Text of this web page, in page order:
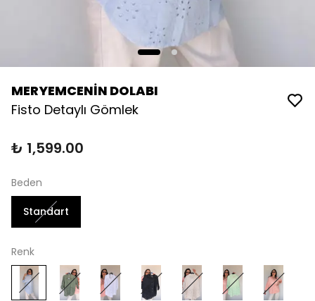
MERYEMCENİN DOLABI
Fisto Detaylı Gömlek
₺ 1,599.00
Beden
Standart
Renk